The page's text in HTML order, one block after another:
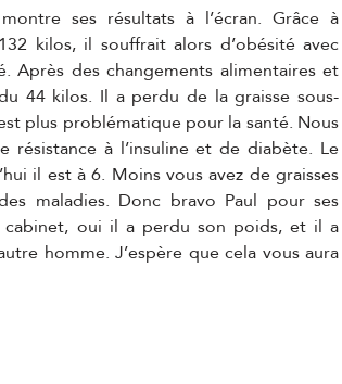
ses résultats à l’écran. Grâce à
kilos, il souffrait alors d’obésité avec
Après des changements alimentaires et
44 kilos. Il a perdu de la graisse sous-
plus problématique pour la santé. Nous
résistance à l’insuline et de diabète. Le
il est à 6. Moins vous avez de graisses
maladies. Donc bravo Paul pour ses
cabinet, oui il a perdu son poids, et il a
homme. J’espère que cela vous aura